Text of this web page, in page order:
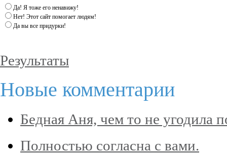
Да! Я тоже его ненавижу!
Нет! Этот сайт помогает людям!
Да вы все придурки!
Результаты
Новые комментарии
Бедная Аня, чем то не угодила
Полностью согласна с вами.